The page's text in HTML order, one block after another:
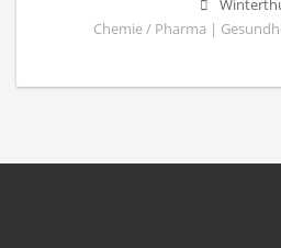
Chemie / Pharma |